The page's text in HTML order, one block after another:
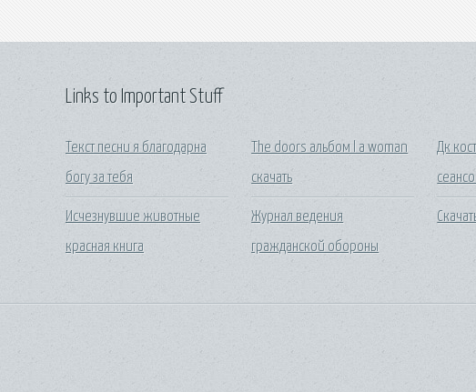
Links to Important Stuff
Текст песни я благодарна
богу за тебя
Исчезнувшие животные
красная книга
The doors альбом l a woman
скачать
Журнал ведения
гражданской обороны
Дк